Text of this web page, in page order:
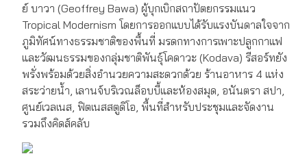
ย์ บาวา (Geoffrey Bawa) ผู้บุกเบิกสถาปัตยกรรมแนว
Tropical Modernism โดยการออกแบบได้รับแรงบันดาลใจจาก
ภูมิทัศน์ทางธรรมชาติของพื้นที่ มรดกทางการเพาะปลูกกาแฟ
และวัฒนธรรมของกลุ่มชาติพันธุ์โคดาวะ (Kodava) รีสอร์ทยัง
พรั่งพร้อมด้วยสิ่งอำนวยความสะดวกด้วย ร้านอาหาร 4 แห่ง
สระว่ายน้ำ, เลานจ์บริเวณล็อบบี้และห้องสมุด, อนันตรา สปา,
ศูนย์เวลเนส, ฟิตเนสสตูดิโอ, พื้นที่สำหรับประชุมและจัดงาน
รวมถึงคิดส์คลับ